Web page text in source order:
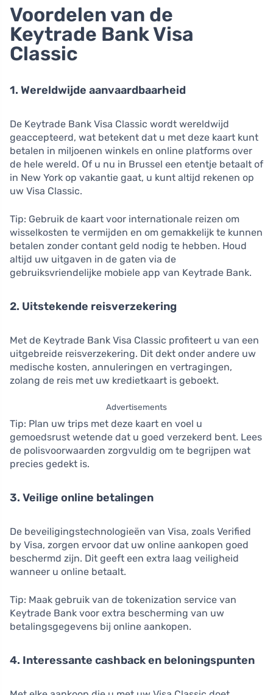
Voordelen van de
Keytrade Bank Visa
Classic
1. Wereldwijde aanvaardbaarheid
De Keytrade Bank Visa Classic wordt wereldwijd
geaccepteerd, wat betekent dat u met deze kaart kunt
betalen in miljoenen winkels en online platforms over
de hele wereld. Of u nu in Brussel een etentje betaalt of
in New York op vakantie gaat, u kunt altijd rekenen op
uw Visa Classic.
Tip: Gebruik de kaart voor internationale reizen om
wisselkosten te vermijden en om gemakkelijk te kunnen
betalen zonder contant geld nodig te hebben. Houd
altijd uw uitgaven in de gaten via de
gebruiksvriendelijke mobiele app van Keytrade Bank.
2. Uitstekende reisverzekering
Met de Keytrade Bank Visa Classic profiteert u van een
uitgebreide reisverzekering. Dit dekt onder andere uw
medische kosten, annuleringen en vertragingen,
zolang de reis met uw kredietkaart is geboekt.
Advertisements
Tip: Plan uw trips met deze kaart en voel u
gemoedsrust wetende dat u goed verzekerd bent. Lees
de polisvoorwaarden zorgvuldig om te begrijpen wat
precies gedekt is.
3. Veilige online betalingen
De beveiligingstechnologieën van Visa, zoals Verified
by Visa, zorgen ervoor dat uw online aankopen goed
beschermd zijn. Dit geeft een extra laag veiligheid
wanneer u online betaalt.
Tip: Maak gebruik van de tokenization service van
Keytrade Bank voor extra bescherming van uw
betalingsgegevens bij online aankopen.
4. Interessante cashback en beloningspunten